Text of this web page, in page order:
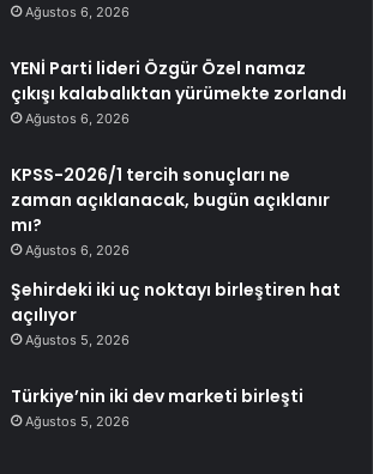
Ağustos 6, 2026
YENİ Parti lideri Özgür Özel namaz
çıkışı kalabalıktan yürümekte zorlandı
Ağustos 6, 2026
KPSS-2026/1 tercih sonuçları ne
zaman açıklanacak, bugün açıklanır
mı?
Ağustos 6, 2026
Şehirdeki iki uç noktayı birleştiren hat
açılıyor
Ağustos 5, 2026
Türkiye’nin iki dev marketi birleşti
Ağustos 5, 2026